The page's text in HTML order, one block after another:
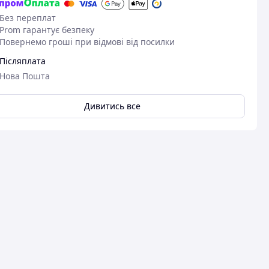
Без переплат
Prom гарантує безпеку
Повернемо гроші при відмові від посилки
Післяплата
Нова Пошта
Дивитись все